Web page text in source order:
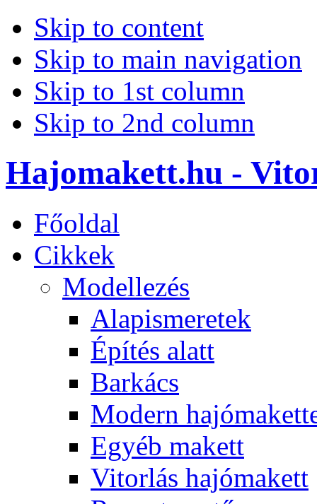
Skip to content
Skip to main navigation
Skip to 1st column
Skip to 2nd column
Hajomakett.hu -
Főoldal
Cikkek
Modellezés
Alapismeretek
Építés alatt
Barkács
Modern
Egyéb makett
Vitorlás hajómakett